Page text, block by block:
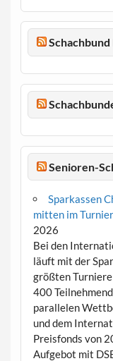
Senioren-
Sparkassen
mitten im
2026
Bei den
läuft mit der
größten Turniere
400
parallelen
und dem
Preisfonds von
Aufgebot mit